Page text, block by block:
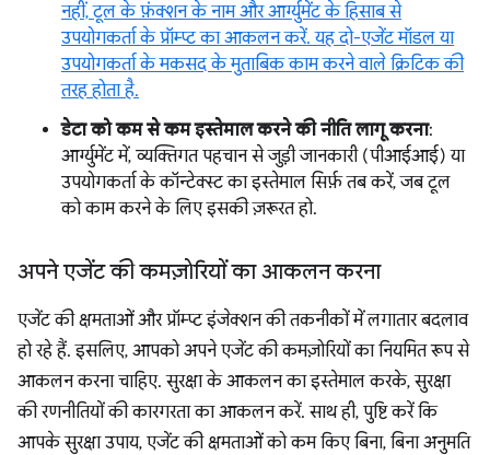
नहीं, टूल के फ़ंक्शन के नाम और आर्ग्युमेंट के हिसाब से
उपयोगकर्ता के प्रॉम्प्ट का आकलन करें. यह दो-एजेंट मॉडल या
उपयोगकर्ता के मकसद के मुताबिक काम करने वाले क्रिटिक की
तरह होता है.
डेटा को कम से कम इस्तेमाल करने की नीति लागू करना:
आर्ग्युमेंट में, व्यक्तिगत पहचान से जुड़ी जानकारी (पीआईआई) या
उपयोगकर्ता के कॉन्टेक्स्ट का इस्तेमाल सिर्फ़ तब करें, जब टूल
को काम करने के लिए इसकी ज़रूरत हो.
अपने एजेंट की कमज़ोरियों का आकलन करना
एजेंट की क्षमताओं और प्रॉम्प्ट इंजेक्शन की तकनीकों में लगातार बदलाव
हो रहे हैं. इसलिए, आपको अपने एजेंट की कमज़ोरियों का नियमित रूप से
आकलन करना चाहिए. सुरक्षा के आकलन का इस्तेमाल करके, सुरक्षा
की रणनीतियों की कारगरता का आकलन करें. साथ ही, पुष्टि करें कि
आपके सुरक्षा उपाय, एजेंट की क्षमताओं को कम किए बिना, बिना अनुमति